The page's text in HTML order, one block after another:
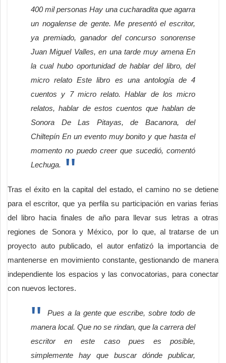
400 mil personas Hay una cucharadita que agarra
un nogalense de gente. Me presentó el escritor,
ya premiado, ganador del concurso sonorense
Juan Miguel Valles, en una tarde muy amena En
la cual hubo oportunidad de hablar del libro, del
micro relato Este libro es una antología de 4
cuentos y 7 micro relato. Hablar de los micro
relatos, hablar de estos cuentos que hablan de
Sonora De Las Pitayas, de Bacanora, del
Chiltepín En un evento muy bonito y que hasta el
momento no puedo creer que sucedió, comentó
Lechuga.
Tras el éxito en la capital del estado, el camino no se detiene
para el escritor, que ya perfila su participación en varias ferias
del libro hacia finales de año para llevar sus letras a otras
regiones de Sonora y México, por lo que, al tratarse de un
proyecto auto publicado, el autor enfatizó la importancia de
mantenerse en movimiento constante, gestionando de manera
independiente los espacios y las convocatorias, para conectar
con nuevos lectores.
Pues a la gente que escribe, sobre todo de
manera local. Que no se rindan, que la carrera del
escritor en este caso pues es posible,
simplemente hay que buscar dónde publicar,